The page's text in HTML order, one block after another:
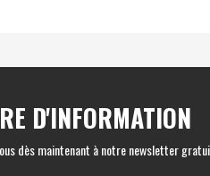
D'INFORMATION
dès maintenant à notre newsletter